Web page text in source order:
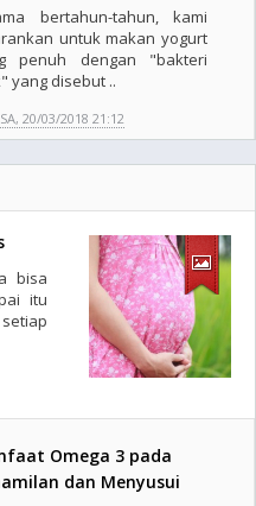
bertahun-tahun, kami
untuk makan yogurt
penuh dengan "bakteri
yang disebut ..
20/03/2018 21:12
bisa
itu
Omega 3 pada
dan Menyusui